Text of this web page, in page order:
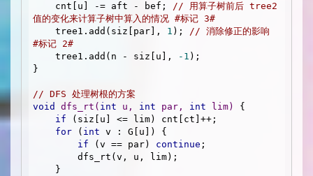
    cnt[u] -= aft - bef;
// 用算子树前后 tree2
值的变化来计算子树中算入的情况 #标记 3#
    tree1.add(siz[par],
1 ); // 消除修正的影响
#标记 2#
    tree1.add(n - siz[u],
-1 );
}
// DFS 处理树根的方案
void
dfs_rt ( int u, int par, int lim)
{
if (siz[u] <= lim) cnt[ct]++;
for ( int v : G[u]) {
if (v == par) continue ;